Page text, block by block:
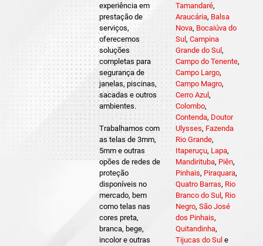
experiência em
prestação de
serviços,
oferecemos
soluções
completas para
segurança de
janelas, piscinas,
sacadas e outros
ambientes.
Trabalhamos com
as telas de 3mm,
5mm e outras
opões de redes de
proteção
disponíveis no
mercado, bem
como telas nas
cores preta,
branca, bege,
incolor e outras
Tamandaré,
Araucária, Balsa
Nova, Bocaiúva do
Sul , Campina
Grande do Sul ,
Campo do Tenente,
Campo Largo,
Campo Magro,
Cerro Azul ,
Colombo,
Contenda, Doutor
Ulysses, Fazenda
Rio Grande,
Itaperuçu, Lapa,
Mandirituba, Piên,
Pinhais, Piraquara,
Quatro Barras, Rio
Branco do Sul , Rio
Negro, São José
dos Pinhais,
Quitandinha,
Tijucas do Sul e